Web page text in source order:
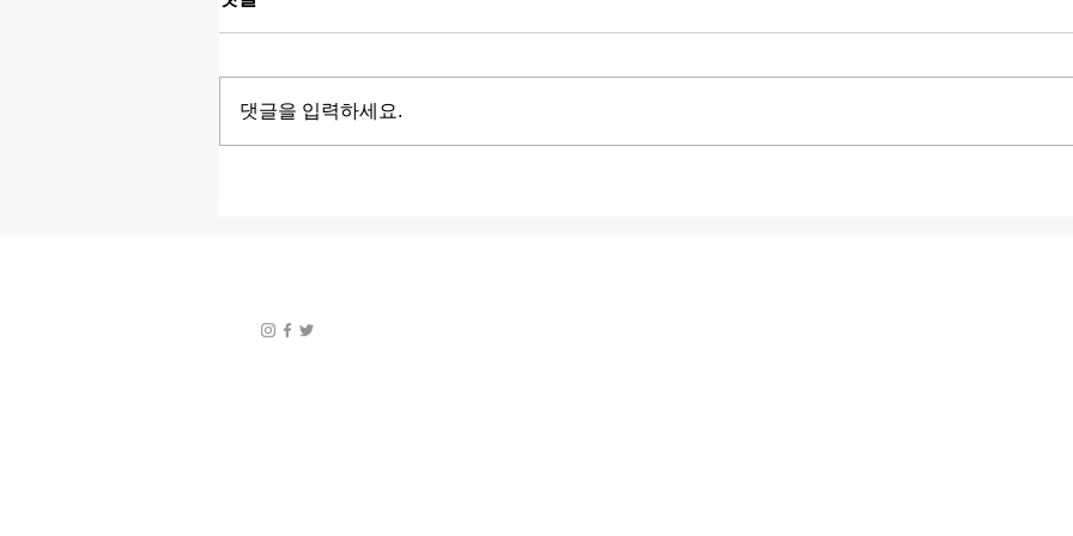
댓글을 입력하세요.